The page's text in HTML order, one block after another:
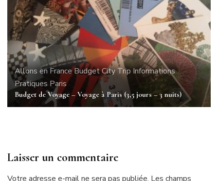
Allons en FranceBudgetCity Trip Informations
Pratiques Paris
Budget de Voyage – Voyage à Paris (3,5 jours – 3 nuits)
Laisser un commentaire
Votre adresse e-mail ne sera pas publiée. Les champs